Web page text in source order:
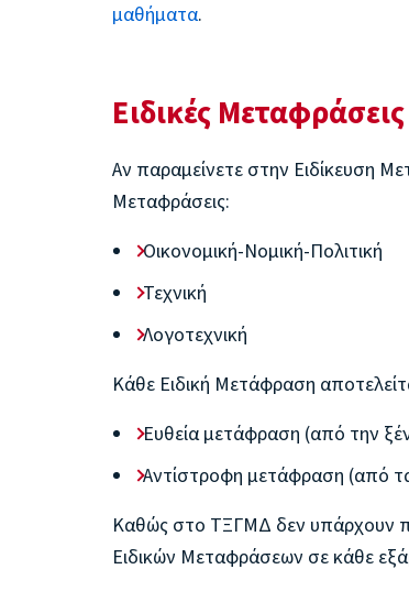
μαθήματα.
Ειδικές Μεταφράσεις
Αν παραμείνετε στην Ειδίκευση
Μεταφράσεις:
Οικονομική-Νομική-Πολιτική
Τεχνική
Λογοτεχνική
Κάθε Ειδική Μετάφραση
Ευθεία μετάφραση (από την
Αντίστροφη μετάφραση (από
Καθώς στο ΤΞΓΜΔ δεν υπάρχουν
Ειδικών Μεταφράσεων σε κάθε